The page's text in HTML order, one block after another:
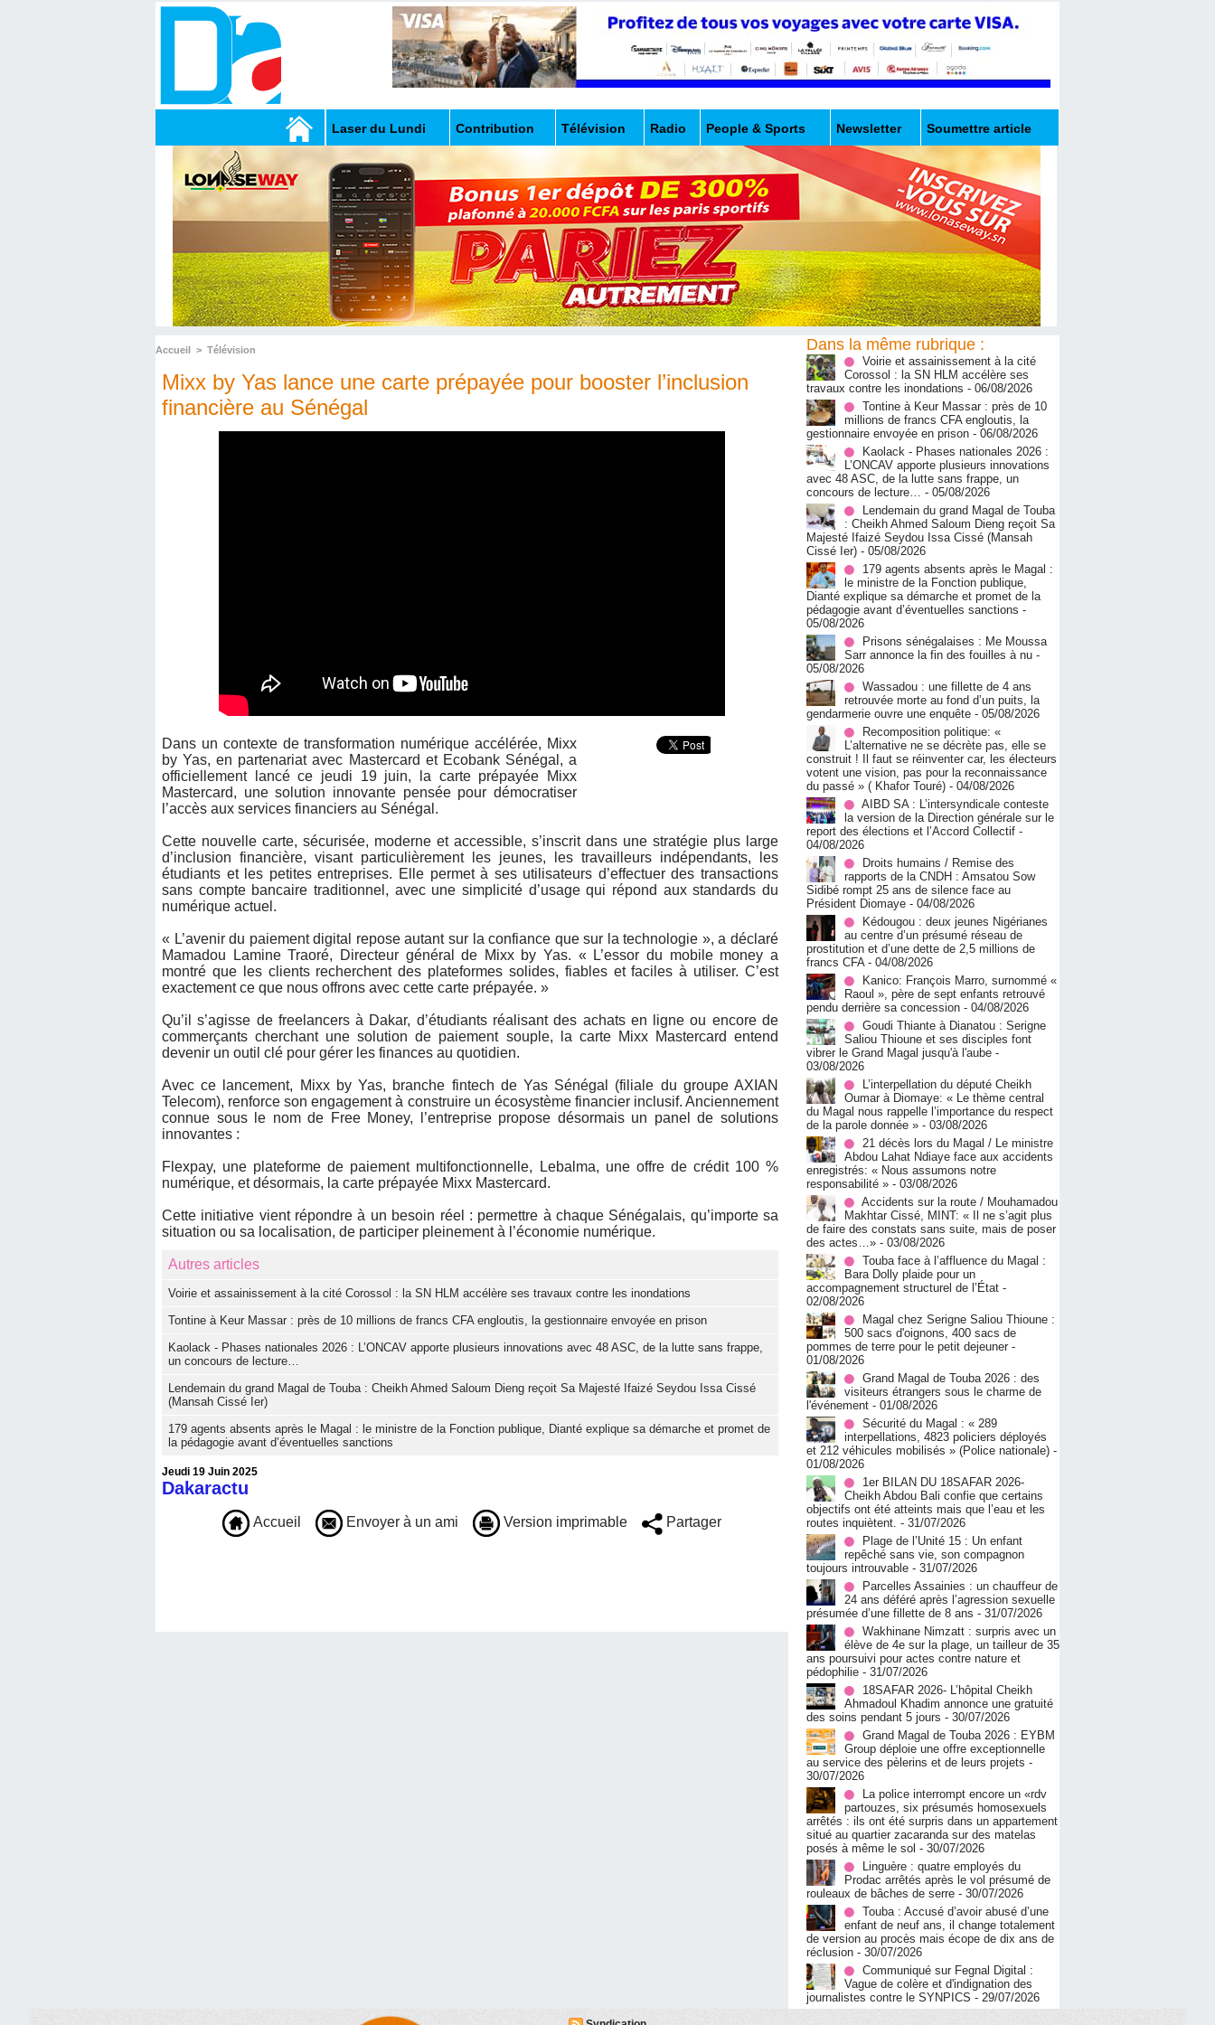
Laser du Lundi Contribution Télévision Radio People & Sports Newsletter Soumettre article
Accueil > Télévision
Mixx by Yas lance une carte prépayée pour booster l’inclusion
financière au Sénégal
Dans un contexte de transformation numérique accélérée, Mixx
by Yas, en partenariat avec Mastercard et Ecobank Sénégal, a
officiellement lancé ce jeudi 19 juin, la carte prépayée Mixx
Mastercard, une solution innovante pensée pour démocratiser
l’accès aux services financiers au Sénégal.
Cette nouvelle carte, sécurisée, moderne et accessible, s’inscrit dans une stratégie plus large
d’inclusion financière, visant particulièrement les jeunes, les travailleurs indépendants, les
étudiants et les petites entreprises. Elle permet à ses utilisateurs d’effectuer des transactions
sans compte bancaire traditionnel, avec une simplicité d’usage qui répond aux standards du
numérique actuel.
« L’avenir du paiement digital repose autant sur la confiance que sur la technologie », a déclaré
Mamadou Lamine Traoré, Directeur général de Mixx by Yas. « L’essor du mobile money a
montré que les clients recherchent des plateformes solides, fiables et faciles à utiliser. C’est
exactement ce que nous offrons avec cette carte prépayée. »
Qu’il s’agisse de freelancers à Dakar, d’étudiants réalisant des achats en ligne ou encore de
commerçants cherchant une solution de paiement souple, la carte Mixx Mastercard entend
devenir un outil clé pour gérer les finances au quotidien.
Avec ce lancement, Mixx by Yas, branche fintech de Yas Sénégal (filiale du groupe AXIAN
Telecom), renforce son engagement à construire un écosystème financier inclusif. Anciennement
connue sous le nom de Free Money, l’entreprise propose désormais un panel de solutions
innovantes :
Flexpay, une plateforme de paiement multifonctionnelle, Lebalma, une offre de crédit 100 %
numérique, et désormais, la carte prépayée Mixx Mastercard.
Cette initiative vient répondre à un besoin réel : permettre à chaque Sénégalais, qu’importe sa
situation ou sa localisation, de participer pleinement à l’économie numérique.
Autres articles
Voirie et assainissement à la cité Corossol : la SN HLM accélère ses travaux contre les inondations
Tontine à Keur Massar : près de 10 millions de francs CFA engloutis, la gestionnaire envoyée en prison
Kaolack - Phases nationales 2026 : L’ONCAV apporte plusieurs innovations avec 48 ASC, de la lutte sans frappe,
un concours de lecture…
Lendemain du grand Magal de Touba : Cheikh Ahmed Saloum Dieng reçoit Sa Majesté Ifaizé Seydou Issa Cissé
(Mansah Cissé Ier)
179 agents absents après le Magal : le ministre de la Fonction publique, Dianté explique sa démarche et promet de
la pédagogie avant d’éventuelles sanctions
Jeudi 19 Juin 2025
Dakaractu
Accueil Envoyer à un ami Version imprimable Partager
Dans la même rubrique :
Voirie et assainissement à la cité
Corossol : la SN HLM accélère ses
travaux contre les inondations - 06/08/2026
Tontine à Keur Massar : près de 10
millions de francs CFA engloutis, la
gestionnaire envoyée en prison - 06/08/2026
Kaolack - Phases nationales 2026 :
L’ONCAV apporte plusieurs innovations
avec 48 ASC, de la lutte sans frappe, un
concours de lecture… - 05/08/2026
Lendemain du grand Magal de Touba
: Cheikh Ahmed Saloum Dieng reçoit Sa
Majesté Ifaizé Seydou Issa Cissé (Mansah
Cissé Ier) - 05/08/2026
179 agents absents après le Magal :
le ministre de la Fonction publique,
Dianté explique sa démarche et promet de la
pédagogie avant d’éventuelles sanctions -
05/08/2026
Prisons sénégalaises : Me Moussa
Sarr annonce la fin des fouilles à nu -
05/08/2026
Wassadou : une fillette de 4 ans
retrouvée morte au fond d’un puits, la
gendarmerie ouvre une enquête - 05/08/2026
Recomposition politique: «
L’alternative ne se décrète pas, elle se
construit ! Il faut se réinventer car, les électeurs
votent une vision, pas pour la reconnaissance
du passé » ( Khafor Touré) - 04/08/2026
AIBD SA : L’intersyndicale conteste
la version de la Direction générale sur le
report des élections et l’Accord Collectif -
04/08/2026
Droits humains / Remise des
rapports de la CNDH : Amsatou Sow
Sidibé rompt 25 ans de silence face au
Président Diomaye - 04/08/2026
Kédougou : deux jeunes Nigérianes
au centre d’un présumé réseau de
prostitution et d’une dette de 2,5 millions de
francs CFA - 04/08/2026
Kanico: François Marro, surnommé «
Raoul », père de sept enfants retrouvé
pendu derrière sa concession - 04/08/2026
Goudi Thiante à Dianatou : Serigne
Saliou Thioune et ses disciples font
vibrer le Grand Magal jusqu'à l'aube -
03/08/2026
L’interpellation du député Cheikh
Oumar à Diomaye: « Le thème central
du Magal nous rappelle l’importance du respect
de la parole donnée » - 03/08/2026
21 décès lors du Magal / Le ministre
Abdou Lahat Ndiaye face aux accidents
enregistrés: « Nous assumons notre
responsabilité » - 03/08/2026
Accidents sur la route / Mouhamadou
Makhtar Cissé, MINT: « Il ne s’agit plus
de faire des constats sans suite, mais de poser
des actes…» - 03/08/2026
Touba face à l’affluence du Magal :
Bara Dolly plaide pour un
accompagnement structurel de l’État -
02/08/2026
Magal chez Serigne Saliou Thioune :
500 sacs d'oignons, 400 sacs de
pommes de terre pour le petit dejeuner -
01/08/2026
Grand Magal de Touba 2026 : des
visiteurs étrangers sous le charme de
l'événement - 01/08/2026
Sécurité du Magal : « 289
interpellations, 4823 policiers déployés
et 212 véhicules mobilisés » (Police nationale) -
01/08/2026
1er BILAN DU 18SAFAR 2026-
Cheikh Abdou Bali confie que certains
objectifs ont été atteints mais que l’eau et les
routes inquiètent. - 31/07/2026
Plage de l’Unité 15 : Un enfant
repêché sans vie, son compagnon
toujours introuvable - 31/07/2026
Parcelles Assainies : un chauffeur de
24 ans déféré après l’agression sexuelle
présumée d’une fillette de 8 ans - 31/07/2026
Wakhinane Nimzatt : surpris avec un
élève de 4e sur la plage, un tailleur de 35
ans poursuivi pour actes contre nature et
pédophilie - 31/07/2026
18SAFAR 2026- L’hôpital Cheikh
Ahmadoul Khadim annonce une gratuité
des soins pendant 5 jours - 30/07/2026
Grand Magal de Touba 2026 : EYBM
Group déploie une offre exceptionnelle
au service des pèlerins et de leurs projets -
30/07/2026
La police interrompt encore un «rdv
partouzes, six présumés homosexuels
arrêtés : ils ont été surpris dans un appartement
situé au quartier zacaranda sur des matelas
posés à même le sol - 30/07/2026
Linguère : quatre employés du
Prodac arrêtés après le vol présumé de
rouleaux de bâches de serre - 30/07/2026
Touba : Accusé d’avoir abusé d’une
enfant de neuf ans, il change totalement
de version au procès mais écope de dix ans de
réclusion - 30/07/2026
Communiqué sur Fegnal Digital :
Vague de colère et d'indignation des
journalistes contre le SYNPICS - 29/07/2026